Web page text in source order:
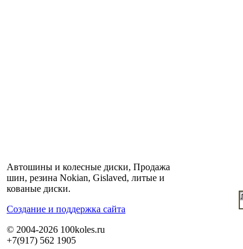
Автошины и колесные диски, Продажа
шин, резина Nokian, Gislaved, литые и
кованые диски.
Cоздание и поддержка сайта
© 2004-2026 100koles.ru
+7(917) 562 1905